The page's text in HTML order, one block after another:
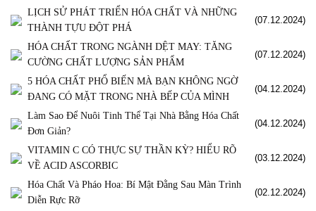
LỊCH SỬ PHÁT TRIỂN HÓA CHẤT VÀ NHỮNG
THÀNH TỰU ĐỘT PHÁ
(07.12.2024)
HÓA CHẤT TRONG NGÀNH DỆT MAY: TĂNG
CƯỜNG CHẤT LƯỢNG SẢN PHẨM
(07.12.2024)
5 HÓA CHẤT PHỔ BIẾN MÀ BẠN KHÔNG NGỜ
ĐANG CÓ MẶT TRONG NHÀ BẾP CỦA MÌNH
(04.12.2024)
Làm Sao Để Nuôi Tinh Thể Tại Nhà Bằng Hóa Chất
Đơn Giản?
(04.12.2024)
VITAMIN C CÓ THỰC SỰ THẦN KỲ? HIỂU RÕ
VỀ ACID ASCORBIC
(03.12.2024)
Hóa Chất Và Pháo Hoa: Bí Mật Đằng Sau Màn Trình
Diễn Rực Rỡ
(02.12.2024)